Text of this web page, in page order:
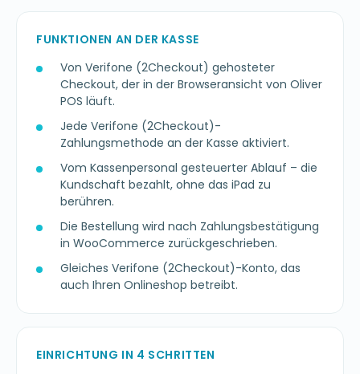
FUNKTIONEN AN DER KASSE
Von Verifone (2Checkout) gehosteter
Checkout, der in der Browseransicht von Oliver
POS läuft.
Jede Verifone (2Checkout)-
Zahlungsmethode an der Kasse aktiviert.
Vom Kassenpersonal gesteuerter Ablauf – die
Kundschaft bezahlt, ohne das iPad zu
berühren.
Die Bestellung wird nach Zahlungsbestätigung
in WooCommerce zurückgeschrieben.
Gleiches Verifone (2Checkout)-Konto, das
auch Ihren Onlineshop betreibt.
EINRICHTUNG IN 4 SCHRITTEN